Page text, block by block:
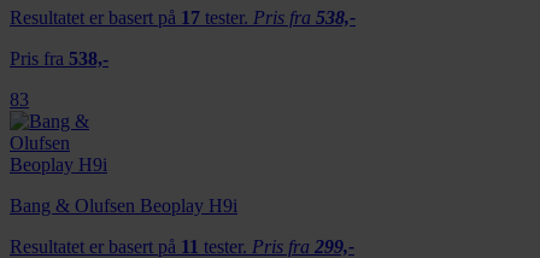
Resultatet er basert på 17 tester. Pris fra 538,-
Pris fra 538,-
83
Bang & Olufsen Beoplay H9i
Resultatet er basert på 11 tester. Pris fra 299,-